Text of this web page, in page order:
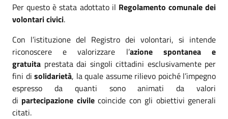
Per questo è stata adottato il Regolamento comunale dei
volontari civici.
Con l’istituzione del Registro dei volontari, si intende
riconoscere e valorizzare l’azione spontanea e
gratuita prestata dai singoli cittadini esclusivamente per
fini di solidarietà, la quale assume rilievo poiché l’impegno
espresso da quanti sono animati da valori
di partecipazione civilecoincide con gli obiettivi generali
citati.